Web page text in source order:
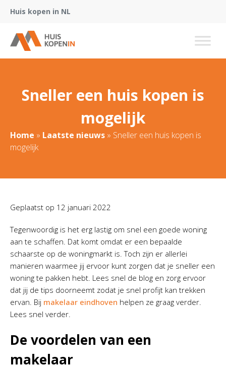
Huis kopen in NL
Sneller een huis kopen is
mogelijk
Home » Laatste nieuws » Sneller een huis kopen is
mogelijk
Geplaatst op 12 januari 2022
Tegenwoordig is het erg lastig om snel een goede woning
aan te schaffen. Dat komt omdat er een bepaalde
schaarste op de woningmarkt is. Toch zijn er allerlei
manieren waarmee jij ervoor kunt zorgen dat je sneller een
woning te pakken hebt. Lees snel de blog en zorg ervoor
dat jij de tips doorneemt zodat je snel profijt kan trekken
ervan. Bij makelaar eindhoven helpen ze graag verder.
Lees snel verder.
De voordelen van een
makelaar